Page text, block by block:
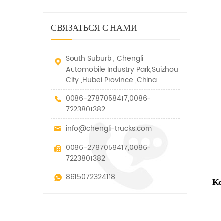
транспортные средства.
специальных транспортных
средств, которые допускаются
параметров этого вида
вытягивание и подъем тяги.
СВЯЗАТЬСЯ С НАМИ
South Suburb , Chengli
Automobile Industry Park,Suizhou
City ,Hubei Province ,China
0086-2787058417,0086-
7223801382
info@chengli-trucks.com
0086-2787058417,0086-
7223801382
8615072324118